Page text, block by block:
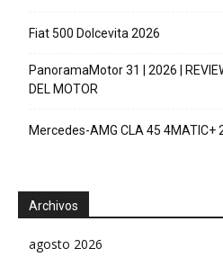
Fiat 500 Dolcevita 2026
PanoramaMotor 31 | 2026 |
DEL MOTOR
Mercedes-AMG CLA 45 4MATIC+
Archivos
agosto 2026